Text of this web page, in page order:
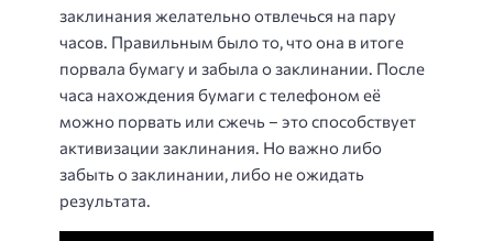
заклинания желательно отвлечься на пару
часов. Правильным было то, что она в итоге
порвала бумагу и забыла о заклинании. После
часа нахождения бумаги с телефоном её
можно порвать или сжечь – это способствует
активизации заклинания. Но важно либо
забыть о заклинании, либо не ожидать
результата.